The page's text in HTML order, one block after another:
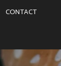
CONTACT